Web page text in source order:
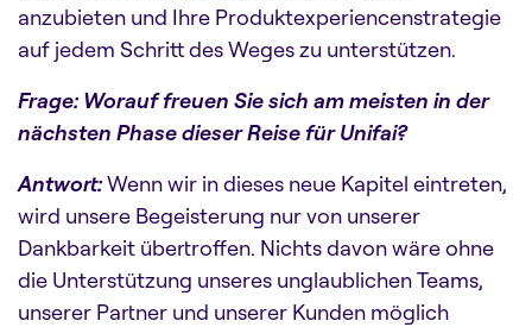
anzubieten und Ihre Produktexperiencenstrategie
auf jedem Schritt des Weges zu unterstützen.
Frage: Worauf freuen Sie sich am meisten in der
nächsten Phase dieser Reise für Unifai?
Antwort:Wenn wir in dieses neue Kapitel eintreten,
wird unsere Begeisterung nur von unserer
Dankbarkeit übertroffen. Nichts davon wäre ohne
die Unterstützung unseres unglaublichen Teams,
unserer Partner und unserer Kunden möglich